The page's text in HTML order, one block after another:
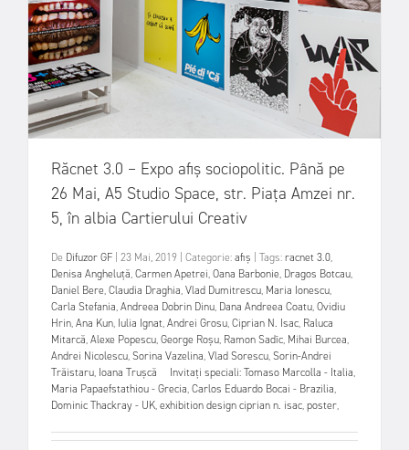
Răcnet 3.0 – Expo afiș sociopolitic. Până pe
26 Mai, A5 Studio Space, str. Piața Amzei nr.
5, în albia Cartierului Creativ
De Difuzor GF 23 Mai, 2019 Categorie:afiș Tags:racnet 3.0,
Denisa Angheluță,Carmen Apetrei,Oana Barbonie, Dragos Botcau,
Daniel Bere,Claudia Draghia,Vlad Dumitrescu, Maria Ionescu,
Carla Stefania,Andreea Dobrin Dinu, Dana Andreea Coatu,Ovidiu
Hrin,Ana Kun, Iulia Ignat,Andrei Grosu,Ciprian N. Isac, Raluca
Mitarcă,Alexe Popescu,George Roșu, Ramon Sadîc, Mihai Burcea,
Andrei Nicolescu,Sorina Vazelina,Vlad Sorescu,Sorin-Andrei
Trăistaru, Ioana Trușcă Invitați speciali: Tomaso Marcolla - Italia,
Maria Papaefstathiou - Grecia,Carlos Eduardo Bocai - Brazilia,
Dominic Thackray - UK,exhibition design ciprian n. isac,poster,